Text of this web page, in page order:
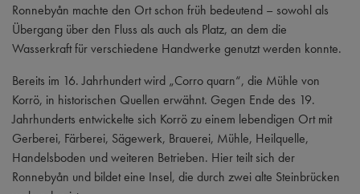
Ronnebyån machte den Ort schon früh bedeutend – sowohl als
Übergang über den Fluss als auch als Platz, an dem die
Wasserkraft für verschiedene Handwerke genutzt werden konnte.
Bereits im 16. Jahrhundert wird „Corro quarn“, die Mühle von
Korrö, in historischen Quellen erwähnt. Gegen Ende des 19.
Jahrhunderts entwickelte sich Korrö zu einem lebendigen Ort mit
Gerberei, Färberei, Sägewerk, Brauerei, Mühle, Heilquelle,
Handelsboden und weiteren Betrieben. Hier teilt sich der
Ronnebyån und bildet eine Insel, die durch zwei alte Steinbrücken